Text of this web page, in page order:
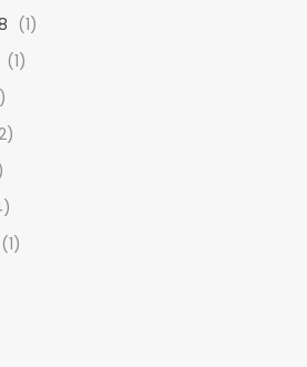
(1)
(1)
(1)